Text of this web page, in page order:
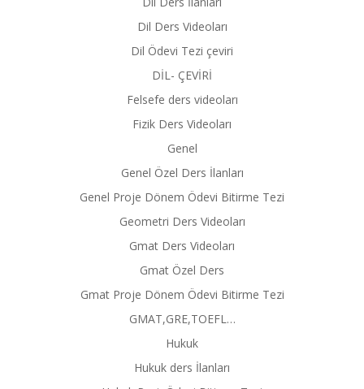
Dil Ders Videoları
Dil Ödevi Tezi çeviri
DİL- ÇEVİRİ
Felsefe ders videoları
Fizik Ders Videoları
Genel
Genel Özel Ders İlanları
Genel Proje Dönem Ödevi Bitirme Tezi
Geometri Ders Videoları
Gmat Ders Videoları
Gmat Özel Ders
Gmat Proje Dönem Ödevi Bitirme Tezi
GMAT,GRE,TOEFL…
Hukuk
Hukuk ders İlanları